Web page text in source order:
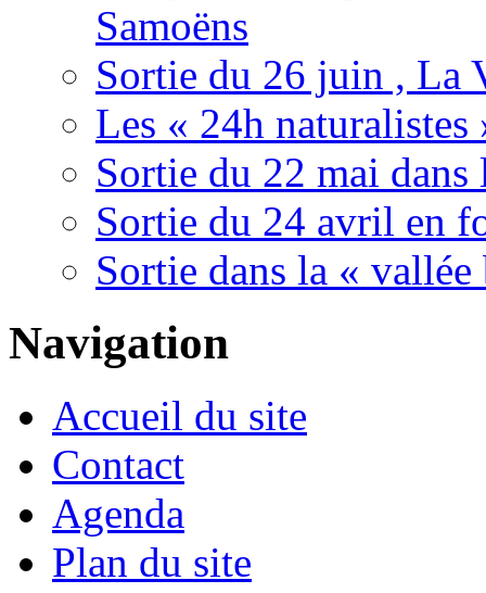
Samoëns
Sortie du 26 juin , La
Les « 24h
Sortie du 22 mai dans
Sortie du 24 avril en
Sortie dans la «
Navigation
Accueil du site
Contact
Agenda
Plan du site